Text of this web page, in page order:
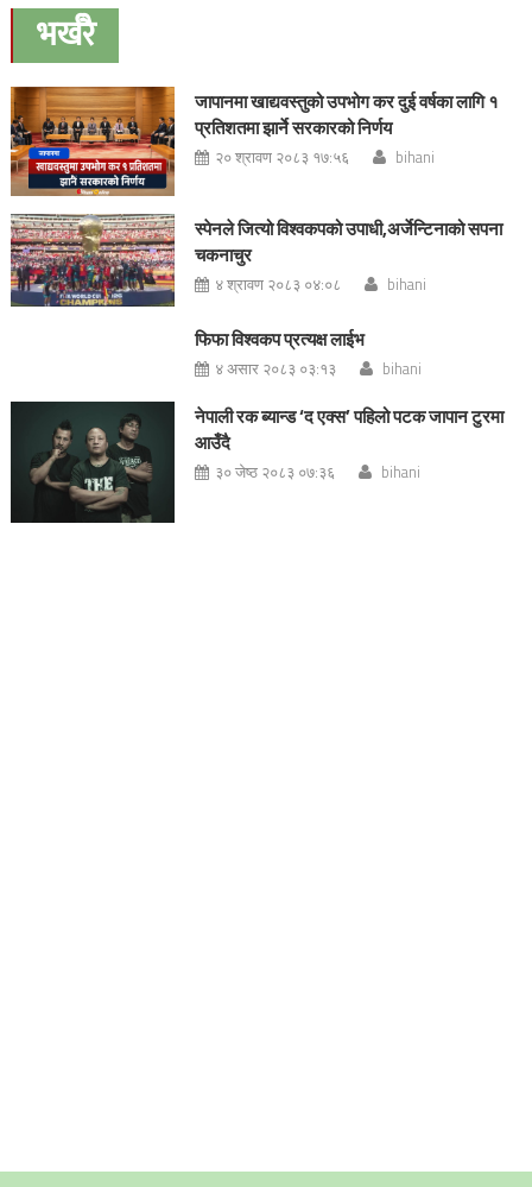
navigation
भर्खरै
जापानमा खाद्यवस्तुको उपभोग कर दुई वर्षका लागि १
प्रतिशतमा झार्ने सरकारको निर्णय
२० श्रावण २०८३ १७:५६ bihani
स्पेनले जित्यो विश्वकपको उपाधी,अर्जेन्टिनाको सपना
चकनाचुर
४ श्रावण २०८३ ०४:०८ bihani
फिफा विश्वकप प्रत्यक्ष लाईभ
४ असार २०८३ ०३:१३ bihani
नेपाली रक ब्यान्ड ‘द एक्स’ पहिलो पटक जापान टुरमा
आउँदै
३० जेष्ठ २०८३ ०७:३६ bihani